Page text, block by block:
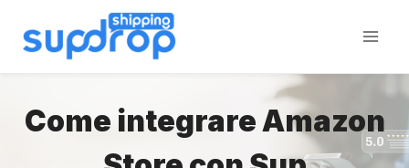
Come integrare Amazon